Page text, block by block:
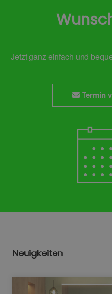
Jetzt ganz einfach und
Termin
Neuigkeiten